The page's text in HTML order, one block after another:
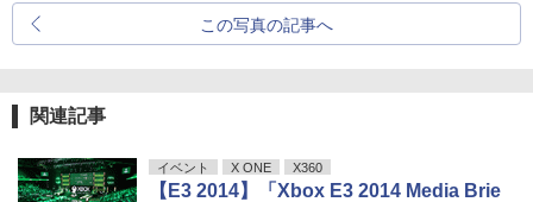
この写真の記事へ
関連記事
イベント X ONE X360
【E3 2014】「Xbox E3 2014 Media Brie